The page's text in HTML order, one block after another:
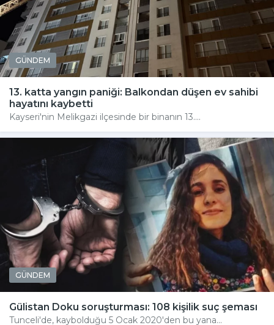
GÜNDEM
13. katta yangın paniği: Balkondan düşen ev sahibi
hayatını kaybetti
Kayseri'nin Melikgazi ilçesinde bir binanın 13....
GÜNDEM
Gülistan Doku soruşturması: 108 kişilik suç şeması
Tunceli'de, kaybolduğu 5 Ocak 2020'den bu yana...